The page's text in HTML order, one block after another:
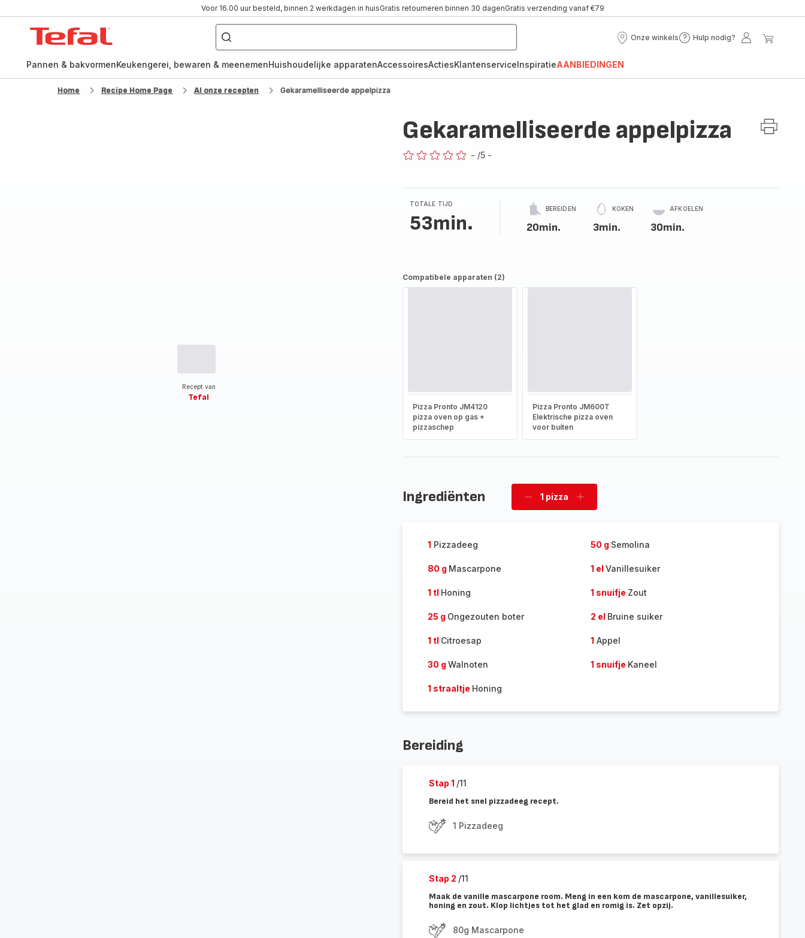
Voor 16.00 uur besteld, binnen 2 werkdagen in huisGratis retourneren binnen 30 dagenGratis verzending vanaf €79
Waar
ben
naar
Onze winkels
Onze
Hulp nodig?
Hulp
Mijn
Pannen & bakvormenKeukengerei, bewaren & meenemenHuishoudelijke apparatenAccessoiresActiesKlantenserviceInspiratieAANBIEDINGEN
Home Recipe Home Page Al onze recepten Gekaramelliseerde appelpizza
Recept van
Tefal
Gekaramelliseerde appelpizza
- /5 -
TOTALE TIJD
53min.
BEREIDEN
20min.
KOKEN
3min.
AFKOELEN
30min.
Compatibele apparaten (2)
Pizza Pronto JM4120
pizza oven op gas +
pizzaschep
Pizza Pronto JM600T
Elektrische pizza oven
voor buiten
Ingrediënten
Verwijder
1 pizza
Voeg
1 Pizzadeeg 50 g Semolina
80 g Mascarpone 1 el Vanillesuiker
1 tl Honing 1 snuifje Zout
25 g Ongezouten boter 2 el Bruine suiker
1 tl Citroesap 1 Appel
30 g Walnoten 1 snuifje Kaneel
1 straaltje Honing
Bereiding
Stap 1 /11
Bereid het snel pizzadeeg recept.
1 Pizzadeeg
Stap 2 /11
Maak de vanille mascarpone room. Meng in een kom de mascarpone, vanillesuiker,
honing en zout. Klop lichtjes tot het glad en romig is. Zet opzij.
80g Mascarpone